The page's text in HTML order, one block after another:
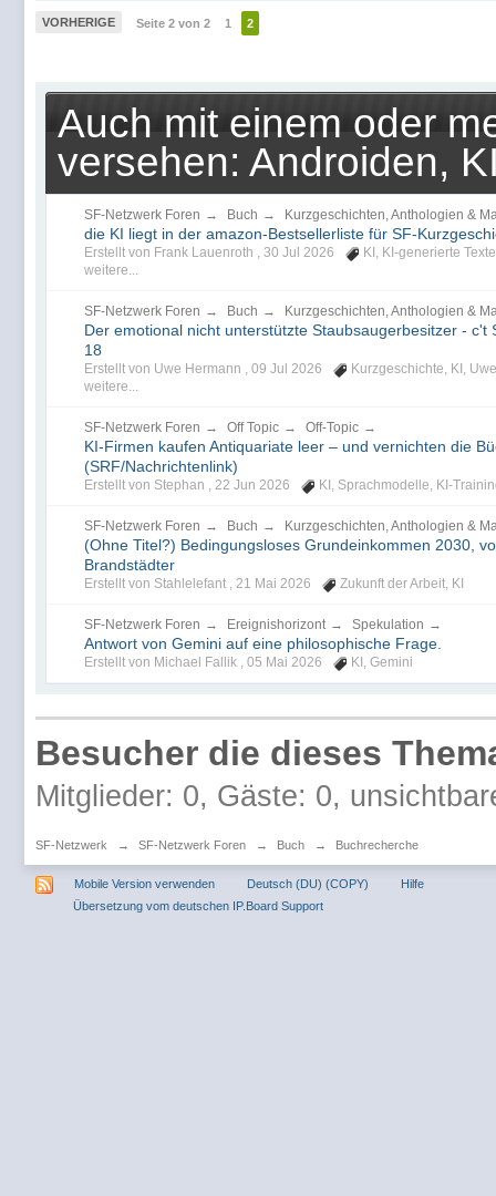
VORHERIGE Seite 2 von 2 1 2
Auch mit einem oder
versehen: Androiden,
SF-Netzwerk Foren → Buch → Kurzgeschichten, Anthologien &
die KI liegt in der amazon-Bestsellerliste für SF-
Erstellt von Frank Lauenroth , 30 Jul 2026 KI , KI-generierte Texte
weitere...
SF-Netzwerk Foren → Buch → Kurzgeschichten, Anthologien &
Der emotional nicht unterstützte Staubsaugerbesitzer - c't
18
Erstellt von Uwe Hermann , 09 Jul 2026 Kurzgeschichte, KI ,
weitere...
SF-Netzwerk Foren → Off Topic → Off-Topic →
KI-Firmen kaufen Antiquariate leer – und vernichten die
(SRF/Nachrichtenlink)
Erstellt von Stephan , 22 Jun 2026 KI , Sprachmodelle, KI-
SF-Netzwerk Foren → Buch → Kurzgeschichten, Anthologien &
(Ohne Titel?) Bedingungsloses Grundeinkommen 2030,
Brandstädter
Erstellt von Stahlelefant , 21 Mai 2026 Zukunft der Arbeit, KI
SF-Netzwerk Foren → Ereignishorizont → Spekulation →
Antwort von Gemini auf eine philosophische Frage.
Erstellt von Michael Fallik , 05 Mai 2026 KI , Gemini
Besucher die dieses
Mitglieder: 0, Gäste: 0,
SF-Netzwerk → SF-Netzwerk Foren → Buch → Buchrecherche
Mobile Version verwenden Deutsch (DU) (COPY)
Hilfe
Übersetzung vom deutschen IP.Board Support